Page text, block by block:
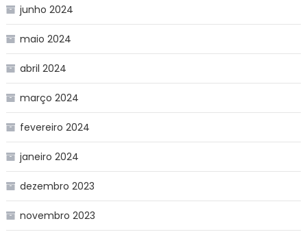
junho 2024
maio 2024
abril 2024
março 2024
fevereiro 2024
janeiro 2024
dezembro 2023
novembro 2023